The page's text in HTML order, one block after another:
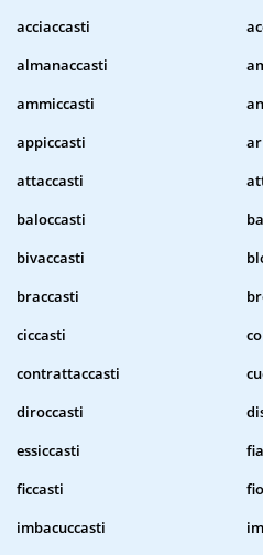
acciaccasti
almanaccasti
ammiccasti
appiccasti
attaccasti
baloccasti
bivaccasti
braccasti
ciccasti
contrattaccasti
diroccasti
essiccasti
ficcasti
imbacuccasti